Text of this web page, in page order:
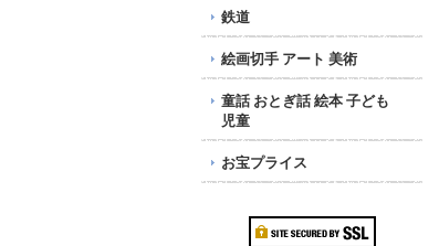
鉄道
絵画切手 アート 美術
童話 おとぎ話 絵本 子ども
児童
お宝プライス